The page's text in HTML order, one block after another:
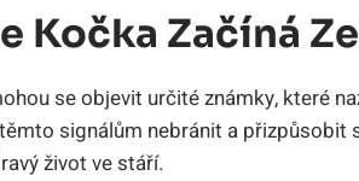
Kočka Začíná
se objevit určité známky, které
signálům nebránit a přizpůsobit
život ve stáří.